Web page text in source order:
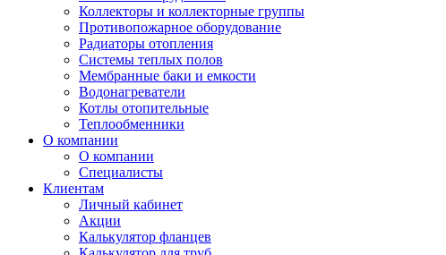
Коллекторы и коллекторные группы
Противопожарное оборудование
Радиаторы отопления
Системы теплых полов
Мембранные баки и емкости
Водонагреватели
Котлы отопительные
Теплообменники
О компании
О компании
Специалисты
Клиентам
Личный кабинет
Акции
Калькулятор фланцев